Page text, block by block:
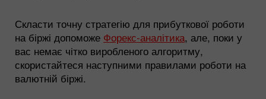
Скласти точну стратегію для прибуткової роботи
на біржі допоможе Форекс-аналітика, але, поки у
вас немає чітко виробленого алгоритму,
скористайтеся наступними правилами роботи на
валютній біржі.